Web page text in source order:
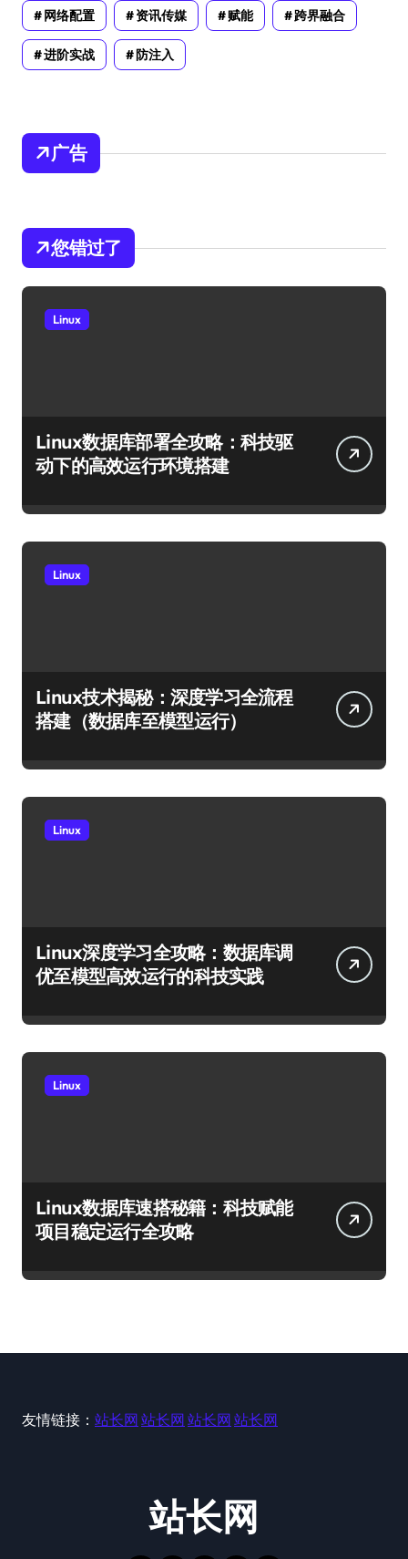
网络配置 资讯传媒 赋能 跨界融合
进阶实战 防注入
广告
您错过了
Linux
Linux数据库部署全攻略：科技驱
动下的高效运行环境搭建
Linux
Linux技术揭秘：深度学习全流程
搭建（数据库至模型运行）
Linux
Linux深度学习全攻略：数据库调
优至模型高效运行的科技实践
Linux
Linux数据库速搭秘籍：科技赋能
项目稳定运行全攻略
友情链接： 站长网 站长网 站长网 站长网
站长网